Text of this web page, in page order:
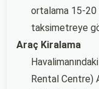
ortalama 15-20
taksimetreye
Araç Kiralama
Rental Centre)